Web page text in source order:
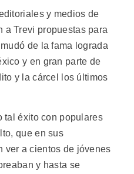
y medios de
a Trevi propuestas para
de la fama lograda
y en gran parte de
y la cárcel los últimos
tal éxito con populares
que en sus
ver a cientos de jóvenes
y hasta se